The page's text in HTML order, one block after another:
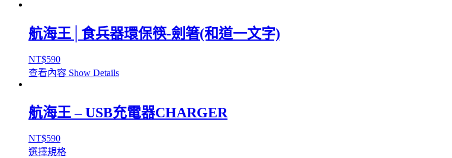
航海王│食兵器環保筷-劍箸(和道一文字)
NT$590
查看內容 Show Details
航海王 – USB充電器CHARGER
NT$590
選擇規格